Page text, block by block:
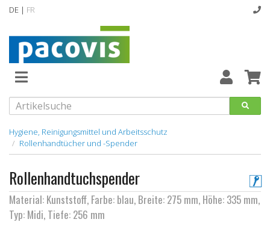
DE | FR
Abverkaufsartikel
Neuheiten
Vollsortiment
designline
Hygiene
Kataloge
Hygiene, Reinigungsmittel und Arbeitsschutz
Rollenhandtücher und -Spender
Rollenhandtuchspender
Material: Kunststoff, Farbe: blau, Breite: 275 mm, Höhe: 335 mm,
Typ: Midi, Tiefe: 256 mm